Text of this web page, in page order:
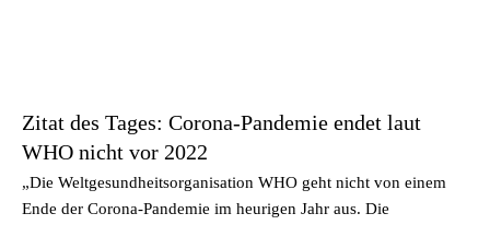
Zitat des Tages: Corona-Pandemie endet laut
WHO nicht vor 2022
„Die Weltgesundheitsorganisation WHO geht nicht von einem
Ende der Corona-Pandemie im heurigen Jahr aus. Die